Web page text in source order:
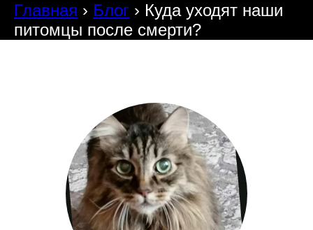
Главная › Блог › Куда уходят наши
питомцы после смерти?